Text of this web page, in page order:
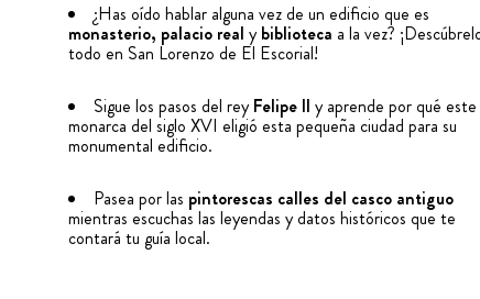
¿Has oído hablar alguna vez de un edificio que es
monasterio, palacio real ybiblioteca a la vez?
todo en San Lorenzo de El Escorial!
Sigue los pasos del reyFelipe II y aprende por qué este
monarca del siglo XVI eligió esta pequeña ciudad para su
monumental edificio.
Pasea por las pintorescas calles del casco antiguo
mientras escuchas las leyendas y datos históricos que te
contará tu guía local.